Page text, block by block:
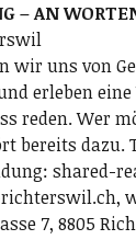
– AN
wir uns von
erleben
reden. Wer
bereits dazu.
shared-
7, 8805